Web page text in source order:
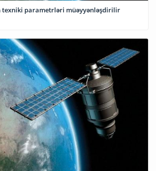
texniki parametrləri müəyyənləşdirilir